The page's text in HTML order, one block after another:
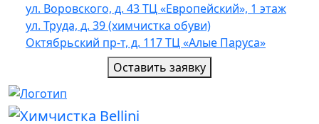
ул. Воровского, д. 43 ТЦ «Европейский», 1 этаж
ул. Труда, д. 39 (химчистка обуви)
Октябрьский пр-т, д. 117 ТЦ «Алые Паруса»
Оставить заявку